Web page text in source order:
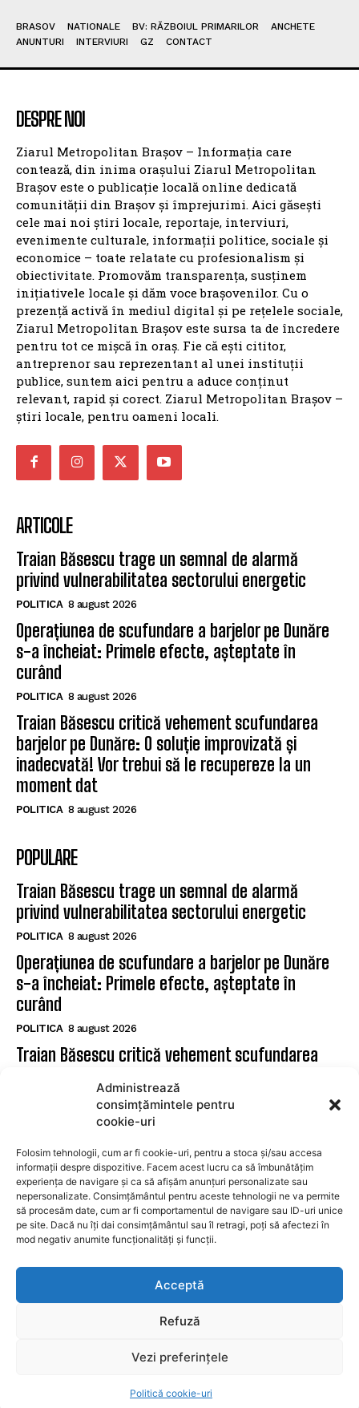
Administrează
consimțămintele pentru
cookie-uri
Folosim tehnologii, cum ar fi cookie-uri, pentru a stoca și/sau accesa
informații despre dispozitive. Facem acest lucru ca să îmbunătățim
experiența de navigare și ca să afișăm anunțuri personalizate sau
nepersonalizate. Consimțământul pentru aceste tehnologii ne va permite
să procesăm date, cum ar fi comportamentul de navigare sau ID-uri unice
pe site. Dacă nu îți dai consimțământul sau îl retragi, poți să afectezi în
mod negativ anumite funcționalități și funcții.
Acceptă
Refuză
Vezi preferințele
Politică cookie-uri
BRASOV NATIONALE BV: RĂZBOIUL PRIMARILOR
ANCHETE
ANUNTURI
INTERVIURI GZ CONTACT
DESPRE NOI
Ziarul Metropolitan Brașov – Informația care
contează, din inima orașului Ziarul Metropolitan
Brașov este o publicație locală online dedicată
comunității din Brașov și împrejurimi. Aici găsești
cele mai noi știri locale, reportaje, interviuri,
evenimente culturale, informații politice, sociale și
economice – toate relatate cu profesionalism și
obiectivitate. Promovăm transparența, susținem
inițiativele locale și dăm voce brașovenilor. Cu o
prezență activă în mediul digital și pe rețelele sociale,
Ziarul Metropolitan Brașov este sursa ta de încredere
pentru tot ce mișcă în oraș. Fie că ești cititor,
antreprenor sau reprezentant al unei instituții
publice, suntem aici pentru a aduce conținut
relevant, rapid și corect. Ziarul Metropolitan Brașov –
știri locale, pentru oameni locali.
ARTICOLE
Traian Băsescu trage un semnal de alarmă
privind vulnerabilitatea sectorului energetic
POLITICA 8 august 2026
Operațiunea de scufundare a barjelor pe Dunăre
s-a încheiat: Primele efecte, așteptate în
curând
POLITICA 8 august 2026
Traian Băsescu critică vehement scufundarea
barjelor pe Dunăre: O soluție improvizată și
inadecvată! Vor trebui să le recupereze la un
moment dat
POLITICA 8 august 2026
POPULARE
Traian Băsescu trage un semnal de alarmă
privind vulnerabilitatea sectorului energetic
POLITICA 8 august 2026
Operațiunea de scufundare a barjelor pe Dunăre
s-a încheiat: Primele efecte, așteptate în
curând
POLITICA 8 august 2026
Traian Băsescu critică vehement scufundarea
inadecvată! Vor trebui să le recupereze la un
moment dat
SUBSCRIBE
I WANT IN
Privacy Policy
gads.ro